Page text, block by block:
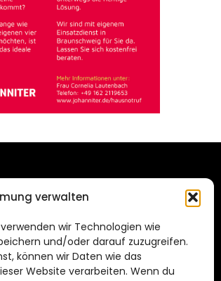
verwalten
wir Technologien wie
und/oder darauf zuzugreifen.
können wir Daten wie das
Website verarbeiten. Wenn du
STADTMAGAZIN
SALZGITTER
Richtlinie